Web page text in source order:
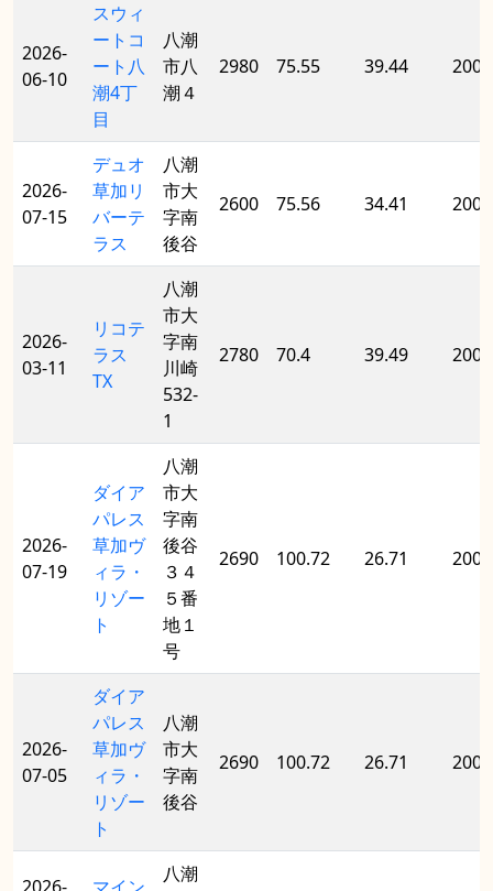
2026-
06-10
スウィ
ートコ
ート八
潮4丁
目
八潮
市八
潮４
2980 75.55 39.44 2001
2026-
07-15
デュオ
草加リ
バーテ
ラス
八潮
市大
字南
後谷
2600 75.56 34.41 2001
2026-
03-11
リコテ
ラス
TX
八潮
市大
字南
川崎
532-
1
2780 70.4 39.49 2008
2026-
07-19
ダイア
パレス
草加ヴ
ィラ・
リゾー
ト
八潮
市大
字南
後谷
３４
５番
地１
号
2690 100.72 26.71 2002
2026-
07-05
ダイア
パレス
草加ヴ
ィラ・
リゾー
ト
八潮
市大
字南
後谷
2690 100.72 26.71 2002
八潮